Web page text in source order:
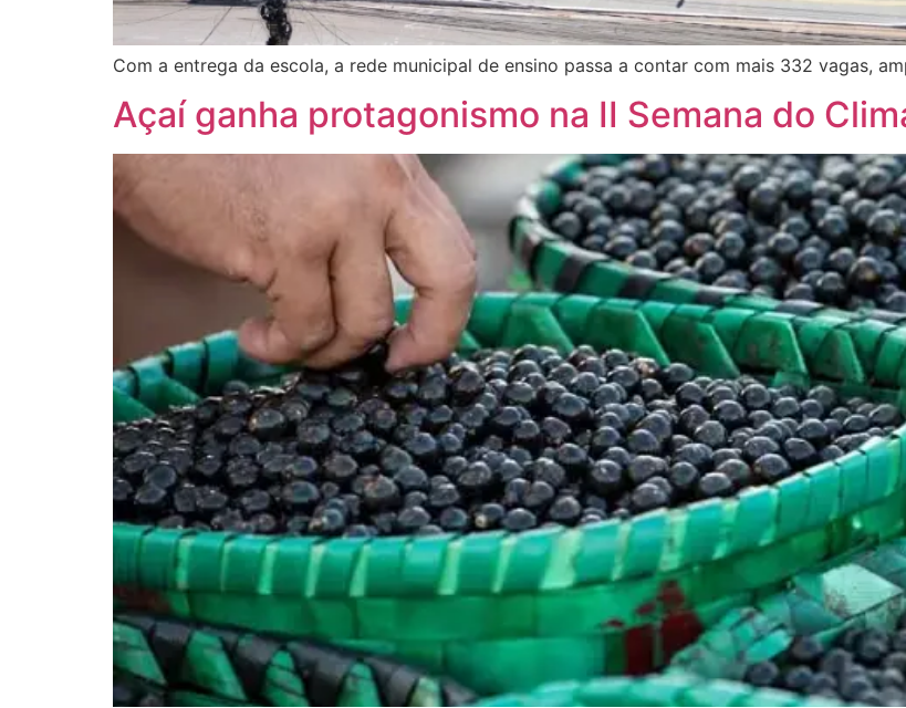
Com a entrega da escola, a rede municipal de ensino passa a contar com mais 332 vagas,
Açaí ganha protagonismo na II Semana do